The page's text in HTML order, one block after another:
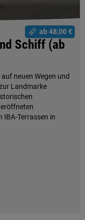
ab 48,00 €
Schiff (ab
neuen Wegen und
Landmarke
IBA-Terrassen in